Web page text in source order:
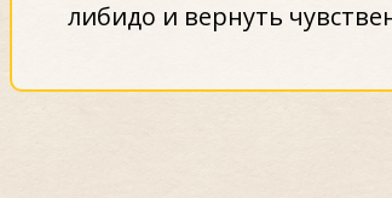
либидо и вернуть